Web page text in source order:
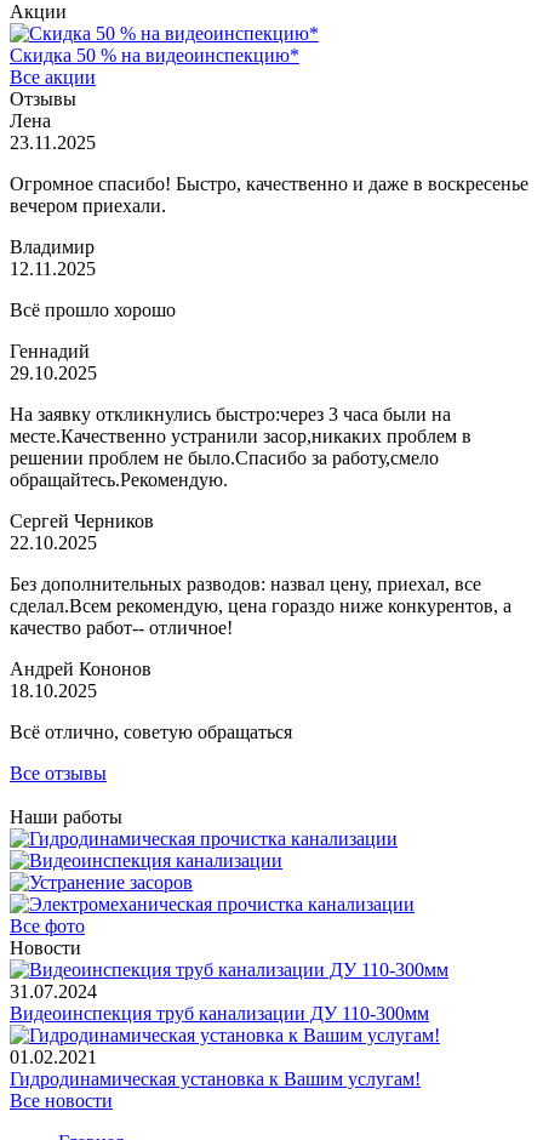
Акции
Скидка 50 % на видеоинспекцию*
Все акции
Отзывы
Лена
23.11.2025
Огромное спасибо! Быстро, качественно и даже в воскресенье
вечером приехали.
Владимир
12.11.2025
Всё прошло хорошо
Геннадий
29.10.2025
На заявку откликнулись быстро:через 3 часа были на
месте.Качественно устранили засор,никаких проблем в
решении проблем не было.Спасибо за работу,смело
обращайтесь.Рекомендую.
Сергей Черников
22.10.2025
Без дополнительных разводов: назвал цену, приехал, все
сделал.Всем рекомендую, цена гораздо ниже конкурентов, а
качество работ-- отличное!
Андрей Кононов
18.10.2025
Всё отлично, советую обращаться
Все отзывы
Наши работы
Все фото
Новости
31.07.2024
Видеоинспекция труб канализации ДУ 110-300мм
01.02.2021
Гидродинамическая установка к Вашим услугам!
Все новости